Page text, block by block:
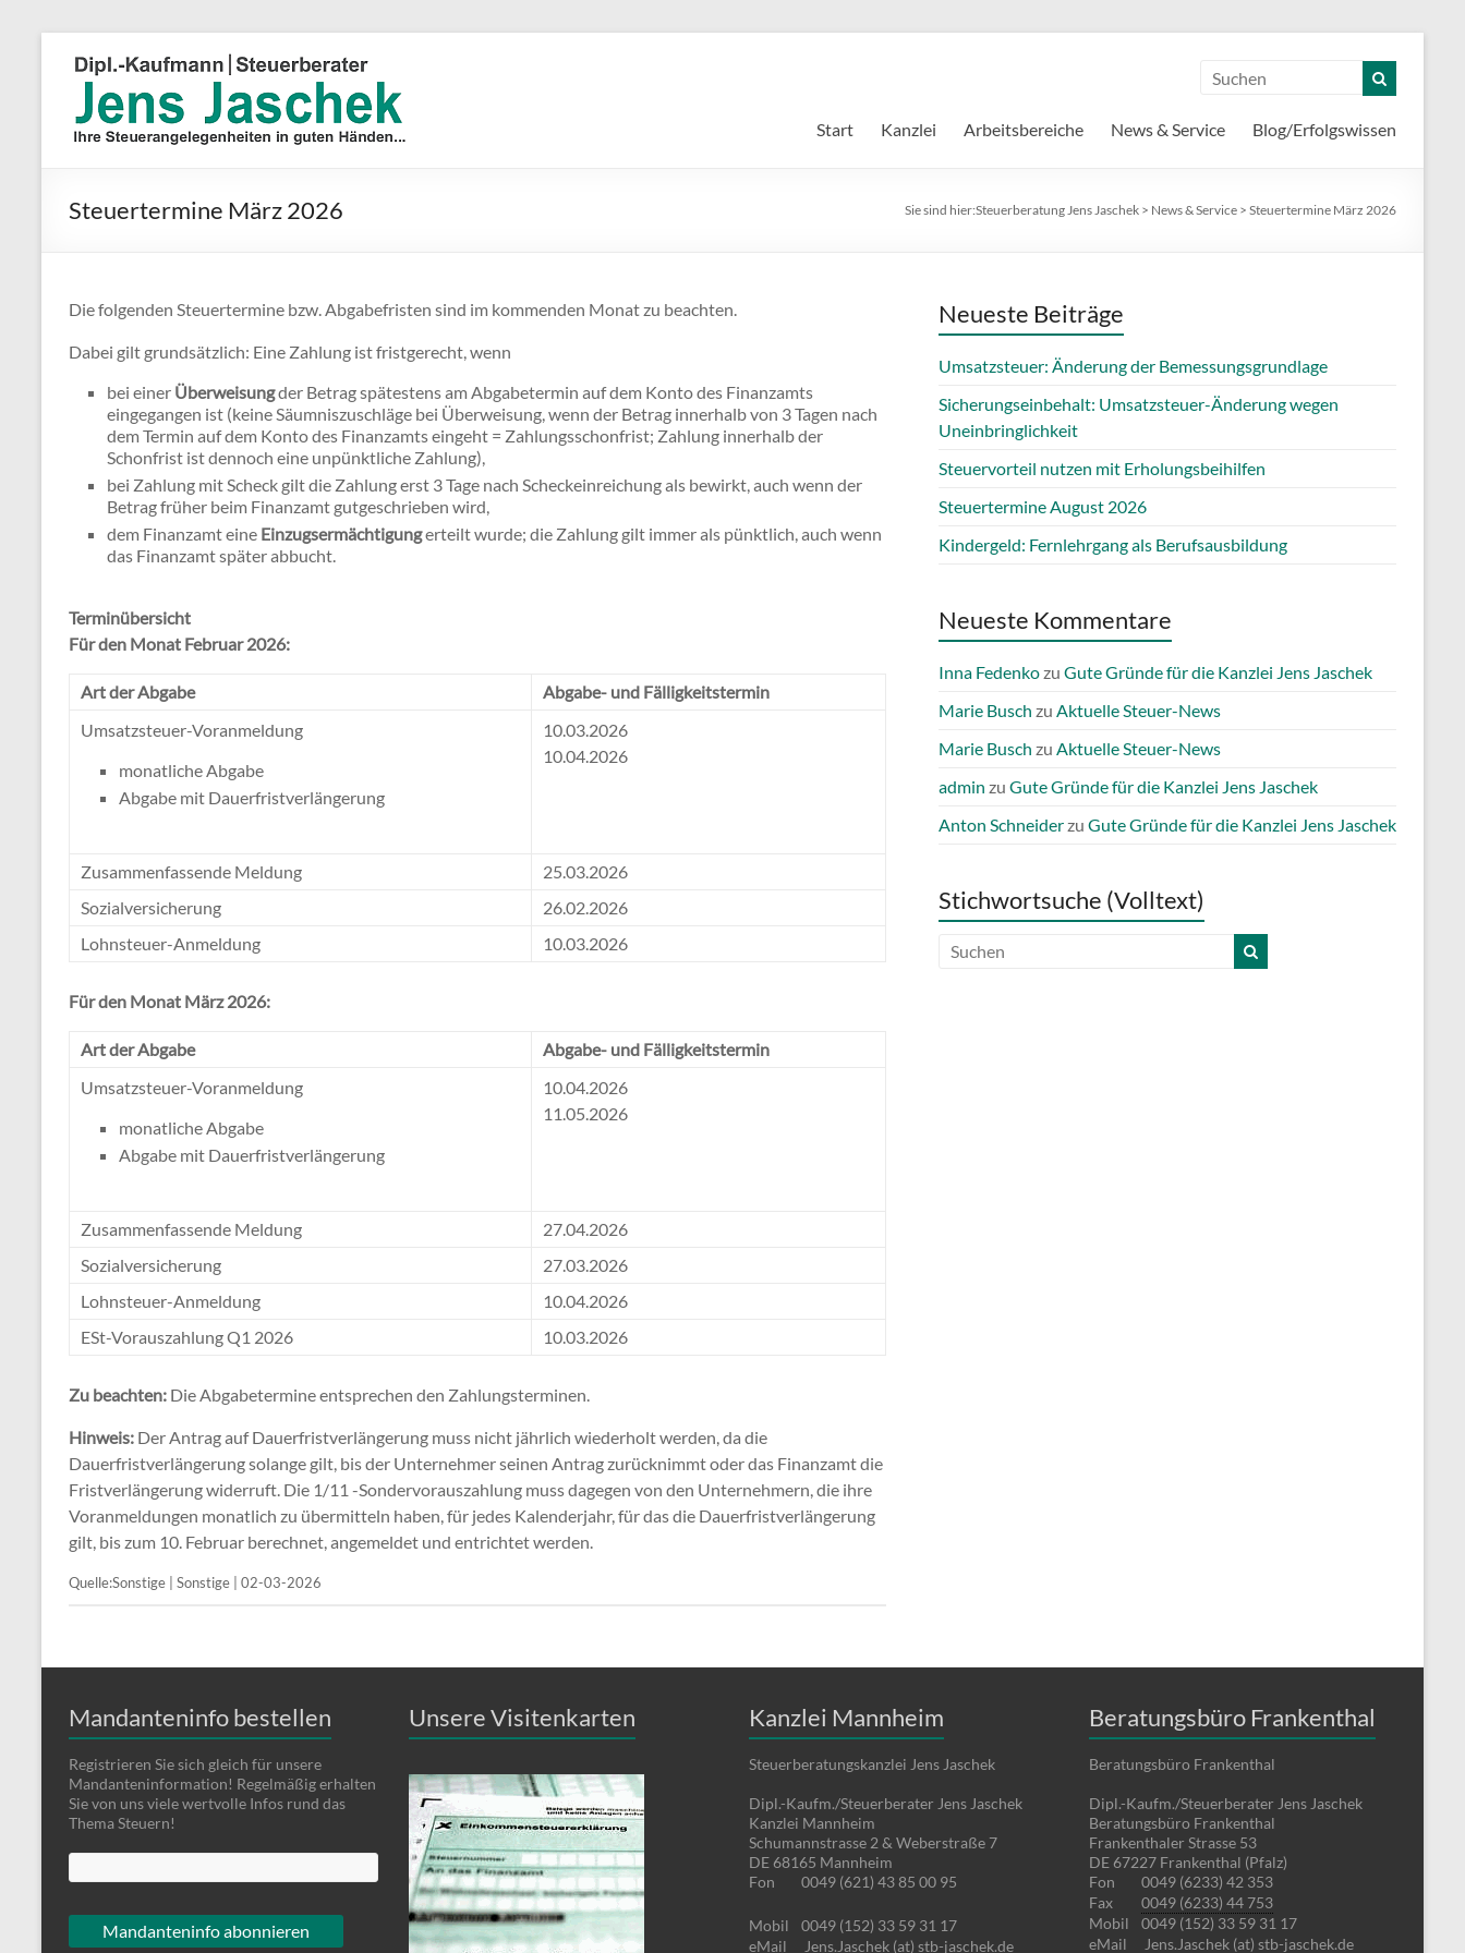
Start Kanzlei Arbeitsbereiche News & Service Blog/Erfolgswissen
Steuertermine März 2026 Sie sind hier:Steuerberatung Jens Jaschek > News & Service > Steuertermine März 2026
Die folgenden Steuertermine bzw. Abgabefristen sind im kommenden Monat zu beachten.
Dabei gilt grundsätzlich: Eine Zahlung ist fristgerecht, wenn
bei einer Überweisungder Betrag spätestens am Abgabetermin auf dem Konto des Finanzamts
eingegangen ist (keine Säumniszuschläge bei Überweisung, wenn der Betrag innerhalb von 3 Tagen nach
dem Termin auf dem Konto des Finanzamts eingeht = Zahlungsschonfrist; Zahlung innerhalb der
Schonfrist ist dennoch eine unpünktliche Zahlung),
bei Zahlung mit Scheck gilt die Zahlung erst 3 Tage nach Scheckeinreichung als bewirkt, auch wenn der
Betrag früher beim Finanzamt gutgeschrieben wird,
dem Finanzamt eine Einzugsermächtigungerteilt wurde; die Zahlung gilt immer als pünktlich, auch wenn
das Finanzamt später abbucht.
Terminübersicht
Für den Monat Februar 2026:
Art der Abgabe
Abgabe- und Fälligkeitstermin
Umsatzsteuer-Voranmeldung
monatliche Abgabe
Abgabe mit Dauerfristverlängerung
10.03.2026
10.04.2026
Zusammenfassende Meldung
25.03.2026
Sozialversicherung
26.02.2026
Lohnsteuer-Anmeldung
10.03.2026
Für den Monat März 2026:
Art der Abgabe
Abgabe- und Fälligkeitstermin
Umsatzsteuer-Voranmeldung
monatliche Abgabe
Abgabe mit Dauerfristverlängerung
10.04.2026
11.05.2026
Zusammenfassende Meldung
27.04.2026
Sozialversicherung
27.03.2026
Lohnsteuer-Anmeldung
10.04.2026
ESt-Vorauszahlung Q1 2026
10.03.2026
Zu beachten: Die Abgabetermine entsprechen den Zahlungsterminen.
Hinweis: Der Antrag auf Dauerfristverlängerung muss nicht jährlich wiederholt werden, da die
Dauerfristverlängerung solange gilt, bis der Unternehmer seinen Antrag zurücknimmt oder das Finanzamt die
Fristverlängerung widerruft. Die 1/11 -Sondervorauszahlung muss dagegen von den Unternehmern, die ihre
Voranmeldungen monatlich zu übermitteln haben, für jedes Kalenderjahr, für das die Dauerfristverlängerung
gilt, bis zum 10. Februar berechnet, angemeldet und entrichtet werden.
Quelle:Sonstige | Sonstige | 02-03-2026
Neueste Beiträge
Umsatzsteuer: Änderung der Bemessungsgrundlage
Sicherungseinbehalt: Umsatzsteuer-Änderung wegen
Uneinbringlichkeit
Steuervorteil nutzen mit Erholungsbeihilfen
Steuertermine August 2026
Kindergeld: Fernlehrgang als Berufsausbildung
Neueste Kommentare
Inna Fedenkozu Gute Gründe für die Kanzlei Jens Jaschek
Marie Busch zu Aktuelle Steuer-News
Marie Busch zu Aktuelle Steuer-News
admin zu Gute Gründe für die Kanzlei Jens Jaschek
Anton Schneiderzu Gute Gründe für die Kanzlei Jens Jaschek
Stichwortsuche (Volltext)
Mandanteninfo bestellen
Registrieren Sie sich gleich für unsere
Mandanteninformation! Regelmäßig erhalten
Sie von uns viele wertvolle Infos rund das
Thema Steuern!
Unsere Visitenkarten Kanzlei Mannheim
Steuerberatungskanzlei Jens Jaschek
Dipl.-Kaufm./Steuerberater Jens Jaschek
Kanzlei Mannheim
Schumannstrasse 2 & Weberstraße 7
DE 68165 Mannheim
Fon
0049 (621) 43 85 00 95
Mobil
0049 (152) 33 59 31 17
eMail
Jens.Jaschek (at) stb-jaschek.de
Beratungsbüro Frankenthal
Beratungsbüro Frankenthal
Dipl.-Kaufm./Steuerberater Jens Jaschek
Beratungsbüro Frankenthal
Frankenthaler Strasse 53
DE 67227 Frankenthal (Pfalz)
Fon
0049 (6233) 42 353
Fax
0049 (6233) 44 753
Mobil
0049 (152) 33 59 31 17
eMail
Jens.Jaschek (at) stb-jaschek.de